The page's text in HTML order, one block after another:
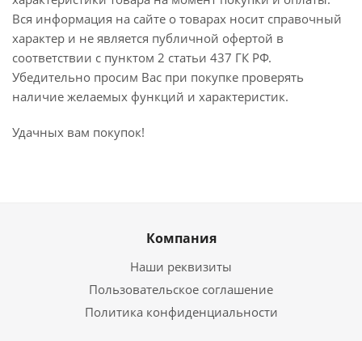
Вся информация на сайте о товарах носит справочный
характер и не является публичной офертой в
соответствии с пунктом 2 статьи 437 ГК РФ.
Убедительно просим Вас при покупке проверять
наличие желаемых функций и характеристик.
Удачных вам покупок!
Компания
Наши реквизиты
Пользовательское соглашение
Политика конфиденциальности